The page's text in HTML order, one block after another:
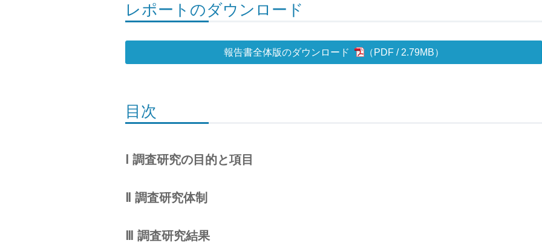
レポートのダウンロード
報告書全体版のダウンロード 2.79MB）
目次
Ⅰ 調査研究の目的と項目
Ⅱ 調査研究体制
Ⅲ 調査研究結果